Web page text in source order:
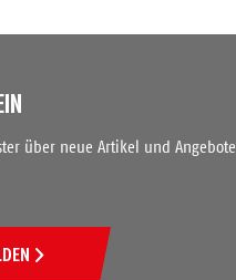
über neue Artikel und Angebote